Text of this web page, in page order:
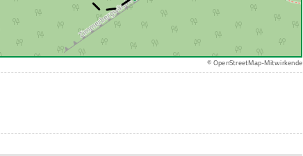
© OpenStreetMap-Mitwirkende